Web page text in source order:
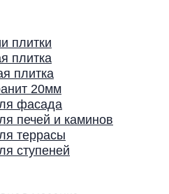
плитки
плитка
плитка
20мм
фасада
печей и каминов
террасы
ступеней